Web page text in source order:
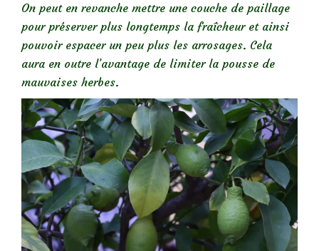
On peut en revanche mettre une couche de paillage
pour préserver plus longtemps la fraîcheur et ainsi
pouvoir espacer un peu plus les arrosages. Cela
aura en outre l’avantage de limiter la pousse de
mauvaises herbes.